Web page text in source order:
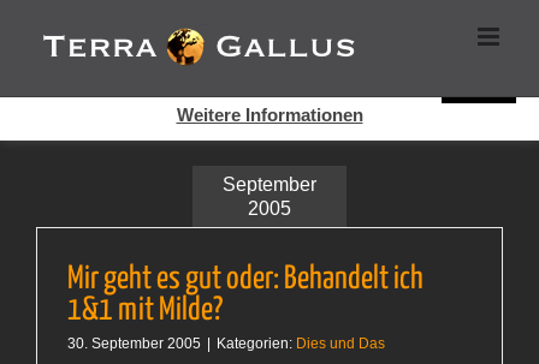
Inhalt
springen
September
2005
Mir geht es gut oder: Behandelt ich
1&1 mit Milde?
30. September 2005 Kategorien: Dies und Das
Cookies helfen auf auf dieser Seite bei der Bereitstellung der
Dienste. Durch die Nutzung dieser Webseite erklären Sie sich
Weitere Informationen